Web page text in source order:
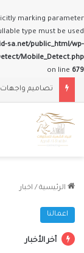
marking parameter
type must be used
sa.net/public_html/wp-
Mobile_Detect.php
on line 679
تصاميم
الرئيسية / اخبار
اعمالنا
أخر الأخبار